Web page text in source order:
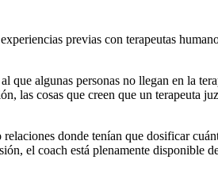
previas con terapeutas
que algunas personas no llegan en la
las cosas que creen que un terapeuta
donde tenían que dosificar
el coach está plenamente disponible